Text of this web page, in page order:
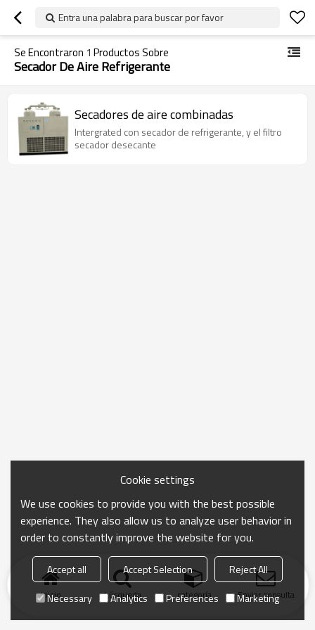
Entra una palabra para buscar por favor
Se Encontraron 1 Productos Sobre
Secador De Aire Refrigerante
Secadores de aire combinadas
Intergrated con secador de refrigerante, y el filtro
secador desecante
Inicio búsqueda categoría Enviar consulta
Cookie settings
We use cookies to provide you with the best possible
experience. They also allow us to analyze user behavior in
order to constantly improve the website for you.
Accept all Accept Selection
Reject All
Necessary
Analytics Preferences Marketing